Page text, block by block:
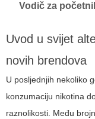
Vodič za
Uvod u svijet
novih brendova
U posljednjih nekoliko
konzumaciju nikotina
raznolikosti. Među